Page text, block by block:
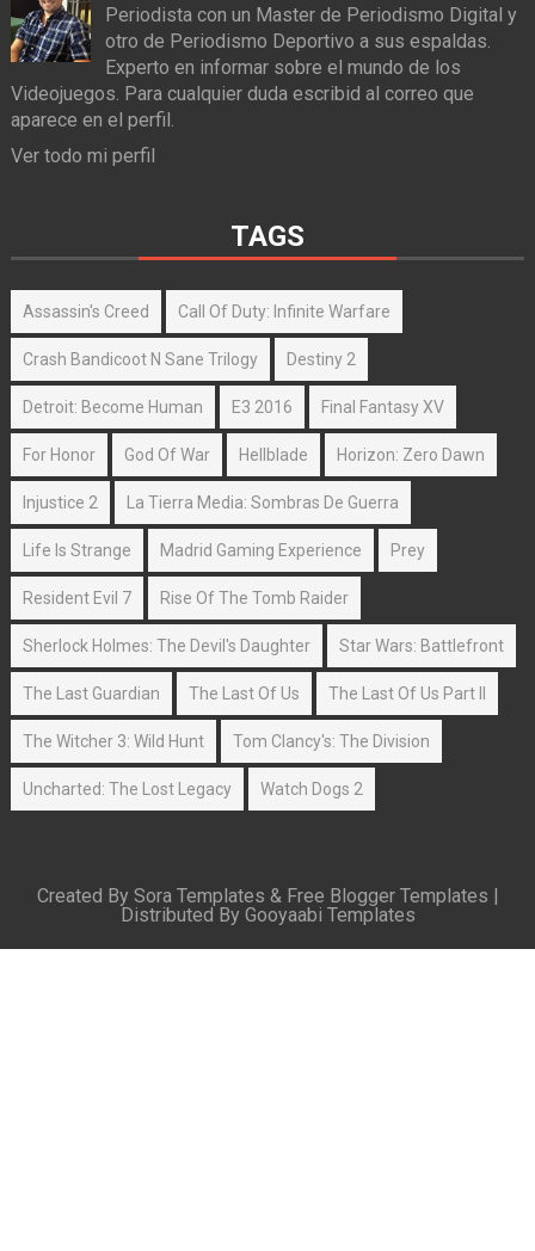
Periodista con un Master de Periodismo Digital y
otro de Periodismo Deportivo a sus espaldas.
Experto en informar sobre el mundo de los
Videojuegos. Para cualquier duda escribid al correo que
aparece en el perfil.
Ver todo mi perfil
TAGS
Assassin's Creed Call Of Duty: Infinite Warfare
Crash Bandicoot N Sane Trilogy Destiny 2
Detroit: Become Human E3 2016 Final Fantasy XV
For Honor God Of War Hellblade Horizon: Zero Dawn
Injustice 2 La Tierra Media: Sombras De Guerra
Life Is Strange Madrid Gaming Experience Prey
Resident Evil 7 Rise Of The Tomb Raider
Sherlock Holmes: The Devil's Daughter Star Wars: Battlefront
The Last Guardian The Last Of Us The Last Of Us Part II
The Witcher 3: Wild Hunt Tom Clancy's: The Division
Uncharted: The Lost Legacy Watch Dogs 2
Created By Sora Templates & Free Blogger Templates |
Distributed By Gooyaabi Templates